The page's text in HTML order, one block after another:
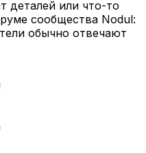
деталей или что-то
сообщества Nodul:
обычно отвечают